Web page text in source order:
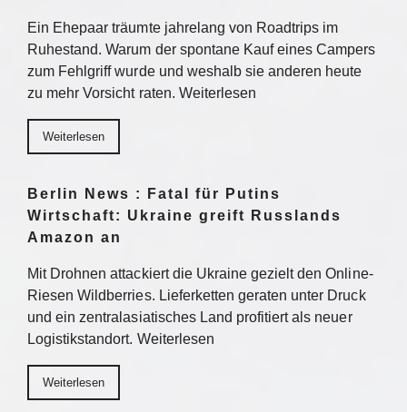
Ein Ehepaar träumte jahrelang von Roadtrips im
Ruhestand. Warum der spontane Kauf eines Campers
zum Fehlgriff wurde und weshalb sie anderen heute
zu mehr Vorsicht raten. Weiterlesen
Weiterlesen
Berlin News : Fatal für Putins
Wirtschaft: Ukraine greift Russlands
Amazon an
Mit Drohnen attackiert die Ukraine gezielt den Online-
Riesen Wildberries. Lieferketten geraten unter Druck
und ein zentralasiatisches Land profitiert als neuer
Logistikstandort. Weiterlesen
Weiterlesen